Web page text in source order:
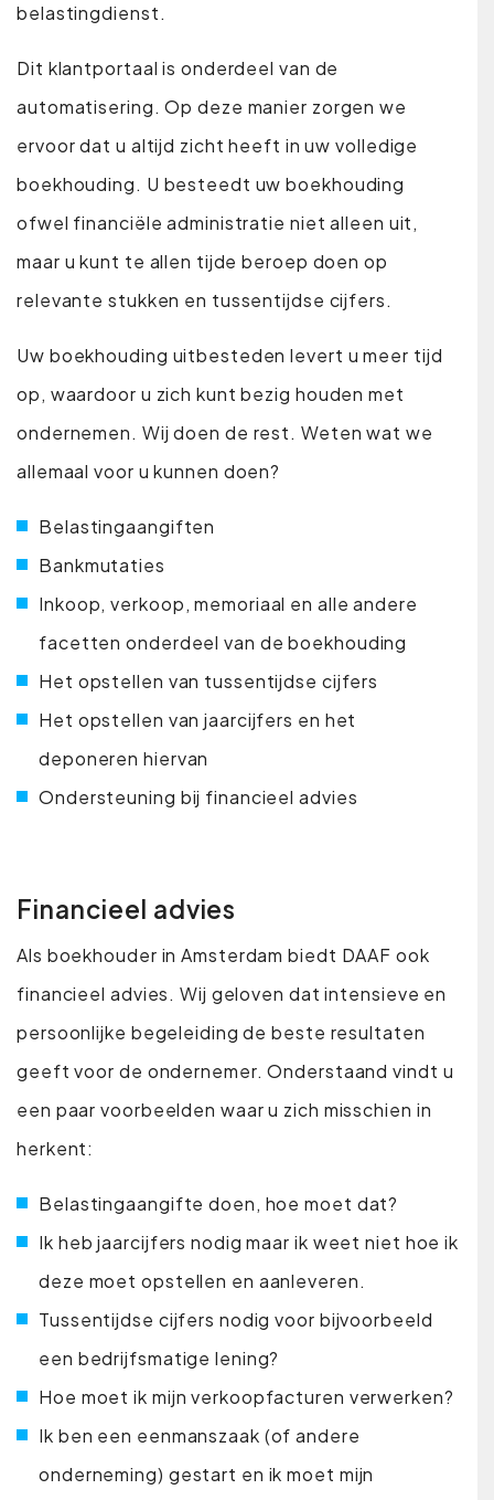
belastingdienst.
Dit klantportaal is onderdeel van de
automatisering. Op deze manier zorgen we
ervoor dat u altijd zicht heeft in uw volledige
boekhouding. U besteedt uw boekhouding
ofwel financiële administratie niet alleen uit,
maar u kunt te allen tijde beroep doen op
relevante stukken en tussentijdse cijfers.
Uw boekhouding uitbesteden levert u meer tijd
op, waardoor u zich kunt bezig houden met
ondernemen. Wij doen de rest. Weten wat we
allemaal voor u kunnen doen?
Belastingaangiften
Bankmutaties
Inkoop, verkoop, memoriaal en alle andere
facetten onderdeel van de boekhouding
Het opstellen van tussentijdse cijfers
Het opstellen van jaarcijfers en het
deponeren hiervan
Ondersteuning bij financieel advies
Financieel advies
Als boekhouder in Amsterdam biedt DAAF ook
financieel advies. Wij geloven dat intensieve en
persoonlijke begeleiding de beste resultaten
geeft voor de ondernemer. Onderstaand vindt u
een paar voorbeelden waar u zich misschien in
herkent:
Belastingaangifte doen, hoe moet dat?
Ik heb jaarcijfers nodig maar ik weet niet hoe ik
deze moet opstellen en aanleveren.
Tussentijdse cijfers nodig voor bijvoorbeeld
een bedrijfsmatige lening?
Hoe moet ik mijn verkoopfacturen verwerken?
Ik ben een eenmanszaak (of andere
onderneming) gestart en ik moet mijn